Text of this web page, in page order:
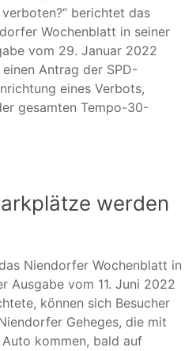
berichtet das
Wochenblatt in seiner
vom 29. Januar 2022
einen Antrag der SPD-
eines Verbots,
gesamten Tempo-30-
werden
Niendorfer Wochenblatt in
Ausgabe vom 11. Juni 2022
können sich Besucher
Geheges, die mit
Auto kommen, bald auf